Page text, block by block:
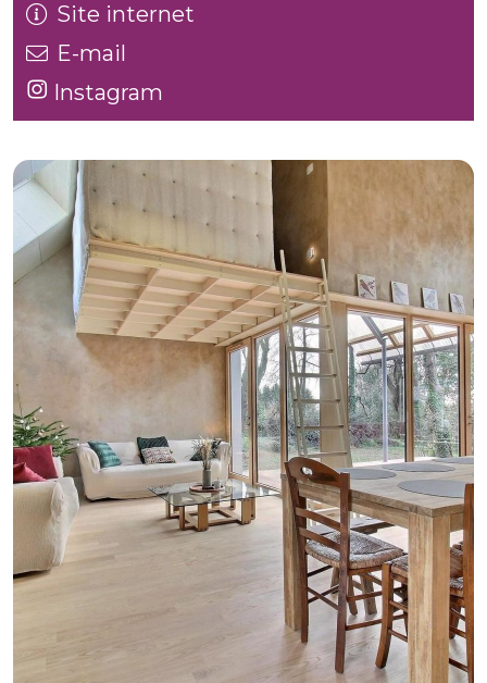
Site internet
E-mail
Instagram